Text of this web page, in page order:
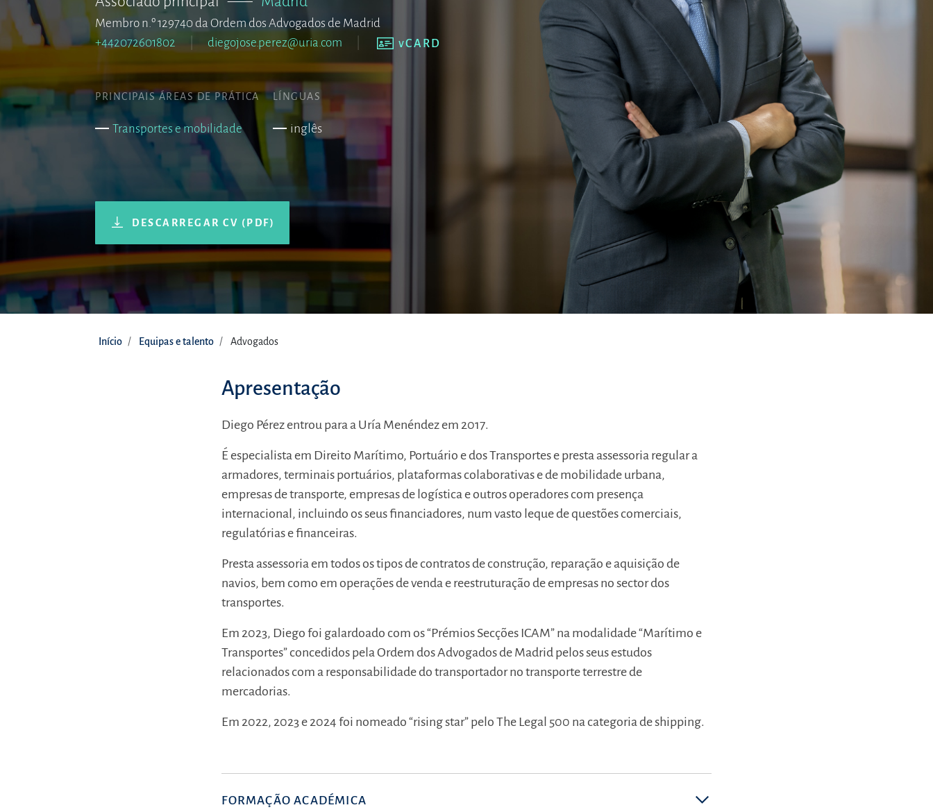
Membro n.º 129740 da Ordem dos Advogados de Madrid
+442072601802
diegojose.perez@uria.com vCARD
PRINCIPAIS ÁREAS DE PRÁTICA
Transportes e mobilidade
LÍNGUAS
inglês
DESCARREGAR CV (PDF)
Início Equipas e talento Advogados
Apresentação
Diego Pérez entrou para a Uría Menéndez em 2017.
É especialista em Direito Marítimo, Portuário e dos Transportes e presta assessoria regular a
armadores, terminais portuários, plataformas colaborativas e de mobilidade urbana,
empresas de transporte, empresas de logística e outros operadores com presença
internacional, incluindo os seus financiadores, num vasto leque de questões comerciais,
regulatórias e financeiras.
Presta assessoria em todos os tipos de contratos de construção, reparação e aquisição de
navios, bem como em operações de venda e reestruturação de empresas no sector dos
transportes.
Em 2023, Diego foi galardoado com os “Prémios Secções ICAM” na modalidade “Marítimo e
Transportes” concedidos pela Ordem dos Advogados de Madrid pelos seus estudos
relacionados com a responsabilidade do transportador no transporte terrestre de
mercadorias.
Em 2022, 2023 e 2024 foi nomeado “rising star” pelo The Legal 500 na categoria de shipping.
FORMAÇÃO ACADÉMICA